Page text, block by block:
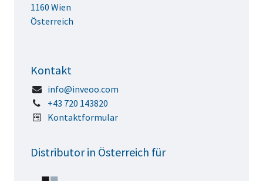
Distributor in Österreich für
1160 Wien
Österreich
Kontakt
info@inveoo.com
+43 720 143820
Kontaktformular